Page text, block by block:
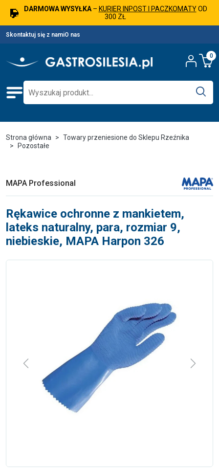
DARMOWA WYSYŁKA– KURIER INPOST I PACZKOMATYOD
300 ZŁ
Skontaktuj się z namiO nas
0
Strona główna
Towary przeniesione do Sklepu Rzeźnika
Pozostałe
MAPA Professional
Rękawice ochronne z mankietem,
lateks naturalny, para, rozmiar 9,
niebieskie, MAPA Harpon 326
Previous Next